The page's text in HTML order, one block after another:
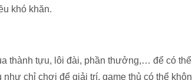
khó khăn.
thành tựu, lôi đài, phần thưởng,… để có
chỉ chơi để giải trí, game thủ có thể